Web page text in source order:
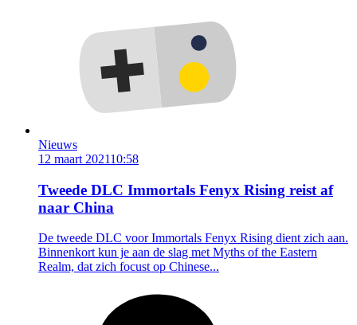
Nieuws
12 maart 202110:58
Tweede DLC Immortals Fenyx Rising reist af
naar China
De tweede DLC voor Immortals Fenyx Rising dient zich aan.
Binnenkort kun je aan de slag met Myths of the Eastern
Realm, dat zich focust op Chinese...